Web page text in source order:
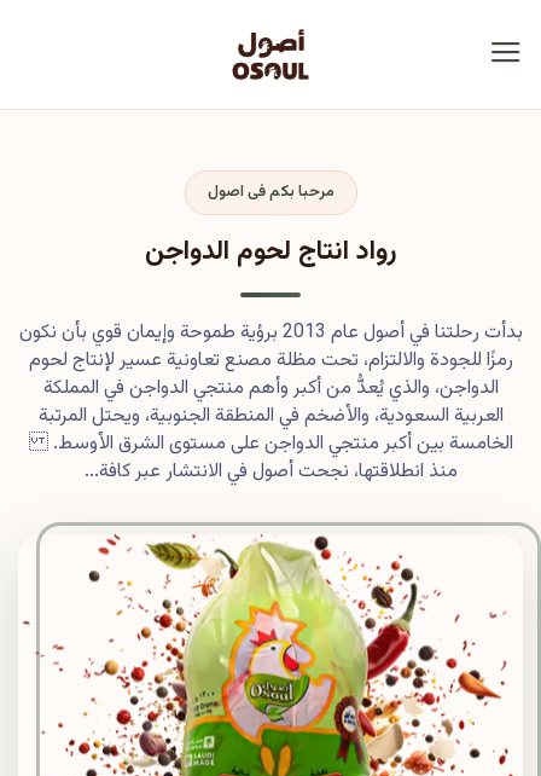
مرحبا بكم فى اصول
رواد انتاج لحوم الدواجن
بدأت رحلتنا في أصول عام 2013 برؤية طموحة وإيمان قوي بأن نكون
رمزًا للجودة والالتزام، تحت مظلة مصنع تعاونية عسير لإنتاج لحوم
الدواجن، والذي يُعدُّ من أكبر وأهم منتجي الدواجن في المملكة
العربية السعودية، والأضخم في المنطقة الجنوبية، ويحتل المرتبة
الخامسة بين أكبر منتجي الدواجن على مستوى الشرق الأوسط.
منذ انطلاقتها، نجحت أصول في الانتشار عبر كافة...